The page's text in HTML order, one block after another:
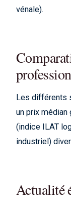
vénale).
Les différents
un prix
(indice ILAT
industriel)
Actualité